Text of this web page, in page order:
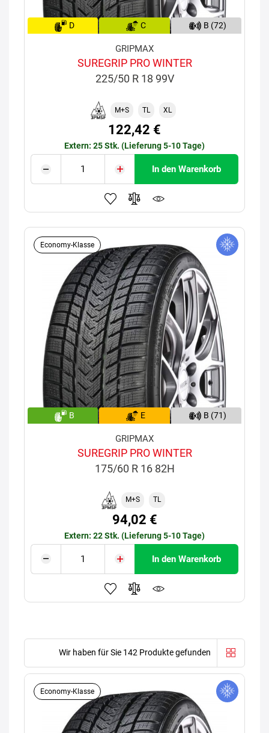
D C B (72)
GRIPMAX
SUREGRIP PRO WINTER
225/50 R 18 99V
M+S TL XL
122,42 €
Extern: 25 Stk. (Lieferung 5-10 Tage)
In den Warenkorb
Economy-Klasse
B E B (71)
GRIPMAX
SUREGRIP PRO WINTER
175/60 R 16 82H
M+S TL
94,02 €
Extern: 22 Stk. (Lieferung 5-10 Tage)
In den Warenkorb
Wir haben für Sie 142 Produkte gefunden
Economy-Klasse